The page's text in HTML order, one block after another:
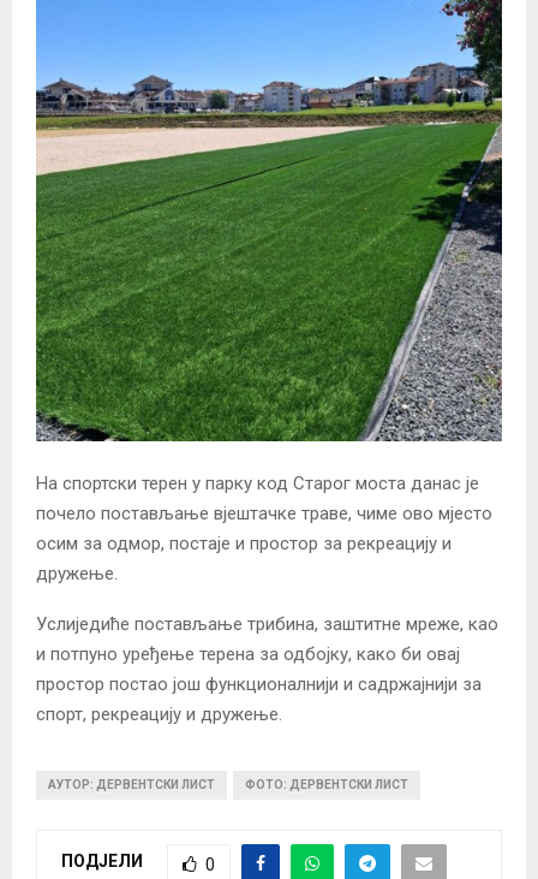
На спортски терен у парку код Старог моста данас је
почело постављање вјештачке траве, чиме ово мјесто
осим за одмор, постаје и простор за рекреацију и
дружење.
Услиједиће постављање трибина, заштитне мреже, као
и потпуно уређење терена за одбојку, како би овај
простор постао још функционалнији и садржајнији за
спорт, рекреацију и дружење.
АУТОР: ДЕРВЕНТСКИ ЛИСТ ФОТО: ДЕРВЕНТСКИ ЛИСТ
ПОДЈЕЛИ 0